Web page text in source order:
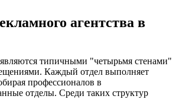
агентства в
типичными "четырьмя стенами"
Каждый отдел выполняет
профессионалов в
отделы. Среди таких структур